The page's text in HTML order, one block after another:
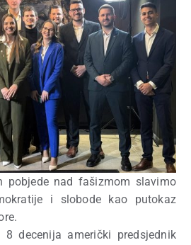
žena
Evrope
Kontakt
pobjede nad fašizmom slavimo
i slobode kao putokaz
decenija američki predsjednik